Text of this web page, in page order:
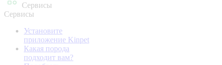
Сервисы
Сервисы
Установите
приложение Kinpet
Какая порода
подходит вам?